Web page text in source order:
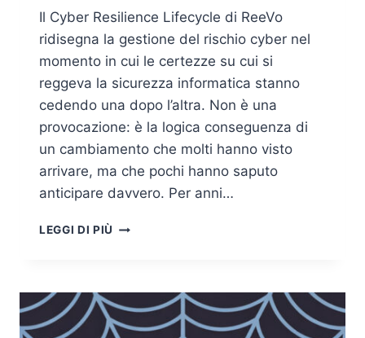
Il Cyber Resilience Lifecycle di ReeVo
ridisegna la gestione del rischio cyber nel
momento in cui le certezze su cui si
reggeva la sicurezza informatica stanno
cedendo una dopo l’altra. Non è una
provocazione: è la logica conseguenza di
un cambiamento che molti hanno visto
arrivare, ma che pochi hanno saputo
anticipare davvero. Per anni…
LEGGI DI PIÙ GESTIRE
OGGI:
IL
MODELLO